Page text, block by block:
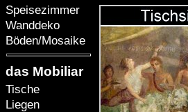
Speisezimmer
Wanddeko
Böden/Mosaike
das Mobiliar
Tische
Liegen